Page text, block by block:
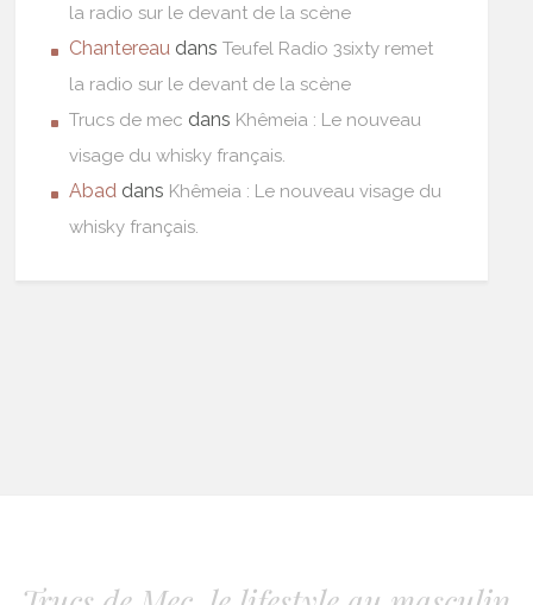
la radio sur le devant de la scène
Chantereau dansTeufel Radio 3sixty remet
la radio sur le devant de la scène
Trucs de mec dans Khêmeia : Le nouveau
visage du whisky français.
Abad dans Khêmeia : Le nouveau visage du
whisky français.